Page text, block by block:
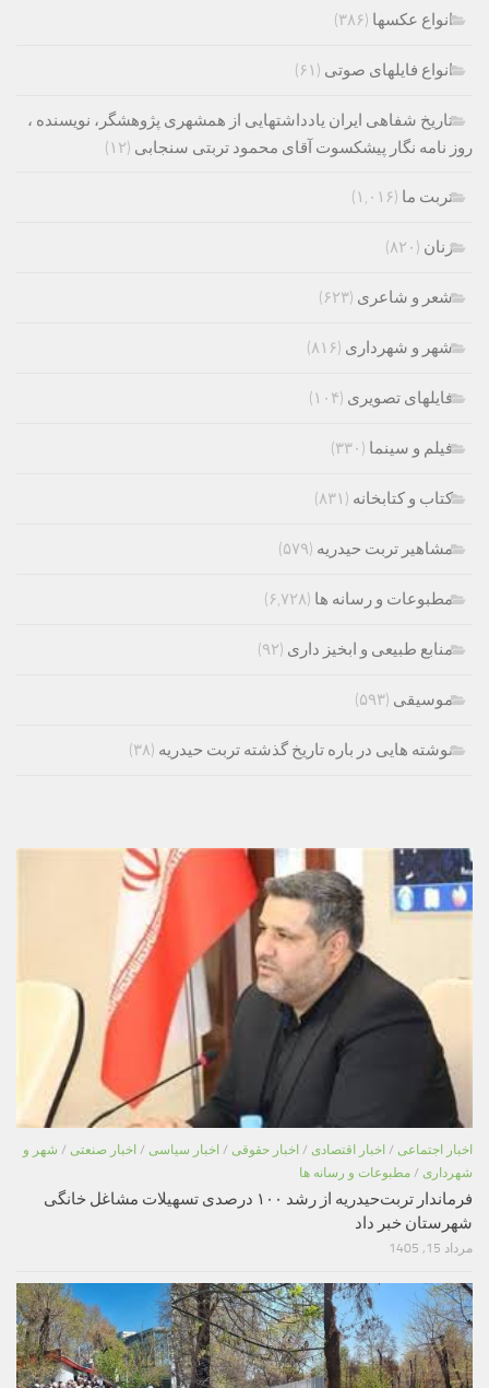
انواع عکسها (۳۸۶)
انواع فایلهای صوتی (۶۱)
تاریخ شفاهی ایران یادداشتهایی از همشهری پژوهشگر، نویسنده ،
روز نامه نگار پیشکسوت آقای محمود تربتی سنجابی (۱۲)
تربت ما (۱,۰۱۶)
زنان (۸۲۰)
شعر و شاعری (۶۲۳)
شهر و شهرداری (۸۱۶)
فایلهای تصویری (۱۰۴)
فیلم و سینما (۳۳۰)
کتاب و کتابخانه (۸۳۱)
مشاهیر تربت حیدریه (۵۷۹)
مطبوعات و رسانه ها (۶,۷۲۸)
منابع طبیعی و ابخیز داری (۹۲)
موسیقی (۵۹۳)
نوشته هایی در باره تاریخ گذشته تربت حیدریه (۳۸)
اخبار اجتماعی / اخبار اقتصادی / اخبار حقوقی / اخبار سیاسی / اخبار صنعتی / شهر و
شهرداری / مطبوعات و رسانه ها
فرماندار تربت‌حیدریه از رشد ۱۰۰ درصدی تسهیلات مشاغل خانگی
شهرستان خبر داد
مرداد 15, 1405